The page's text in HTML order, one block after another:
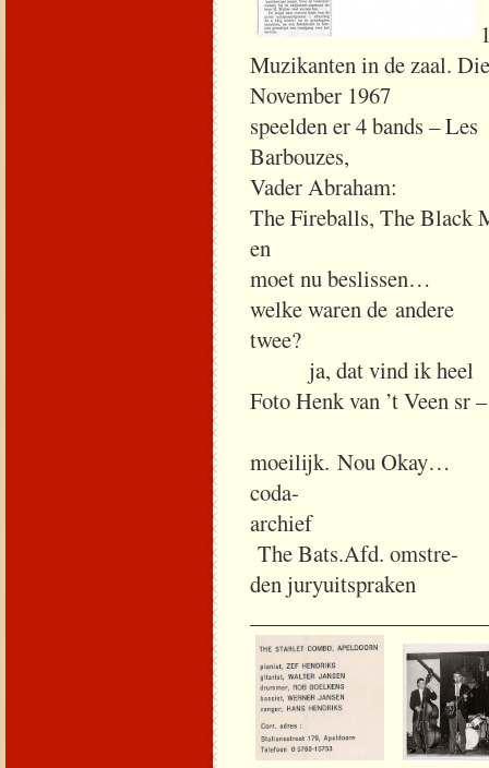
Muzikanten
November
speelden er 4 bands – Les
Vader Abraham:
The Fireballs, The Black
moet nu beslissen…
welke waren de andere
ja, dat vind ik heel
Foto Henk van ’t Veen sr –
moeilijk. Nou Okay…
coda-
The Bats.Afd. omstre-
den juryuitspraken